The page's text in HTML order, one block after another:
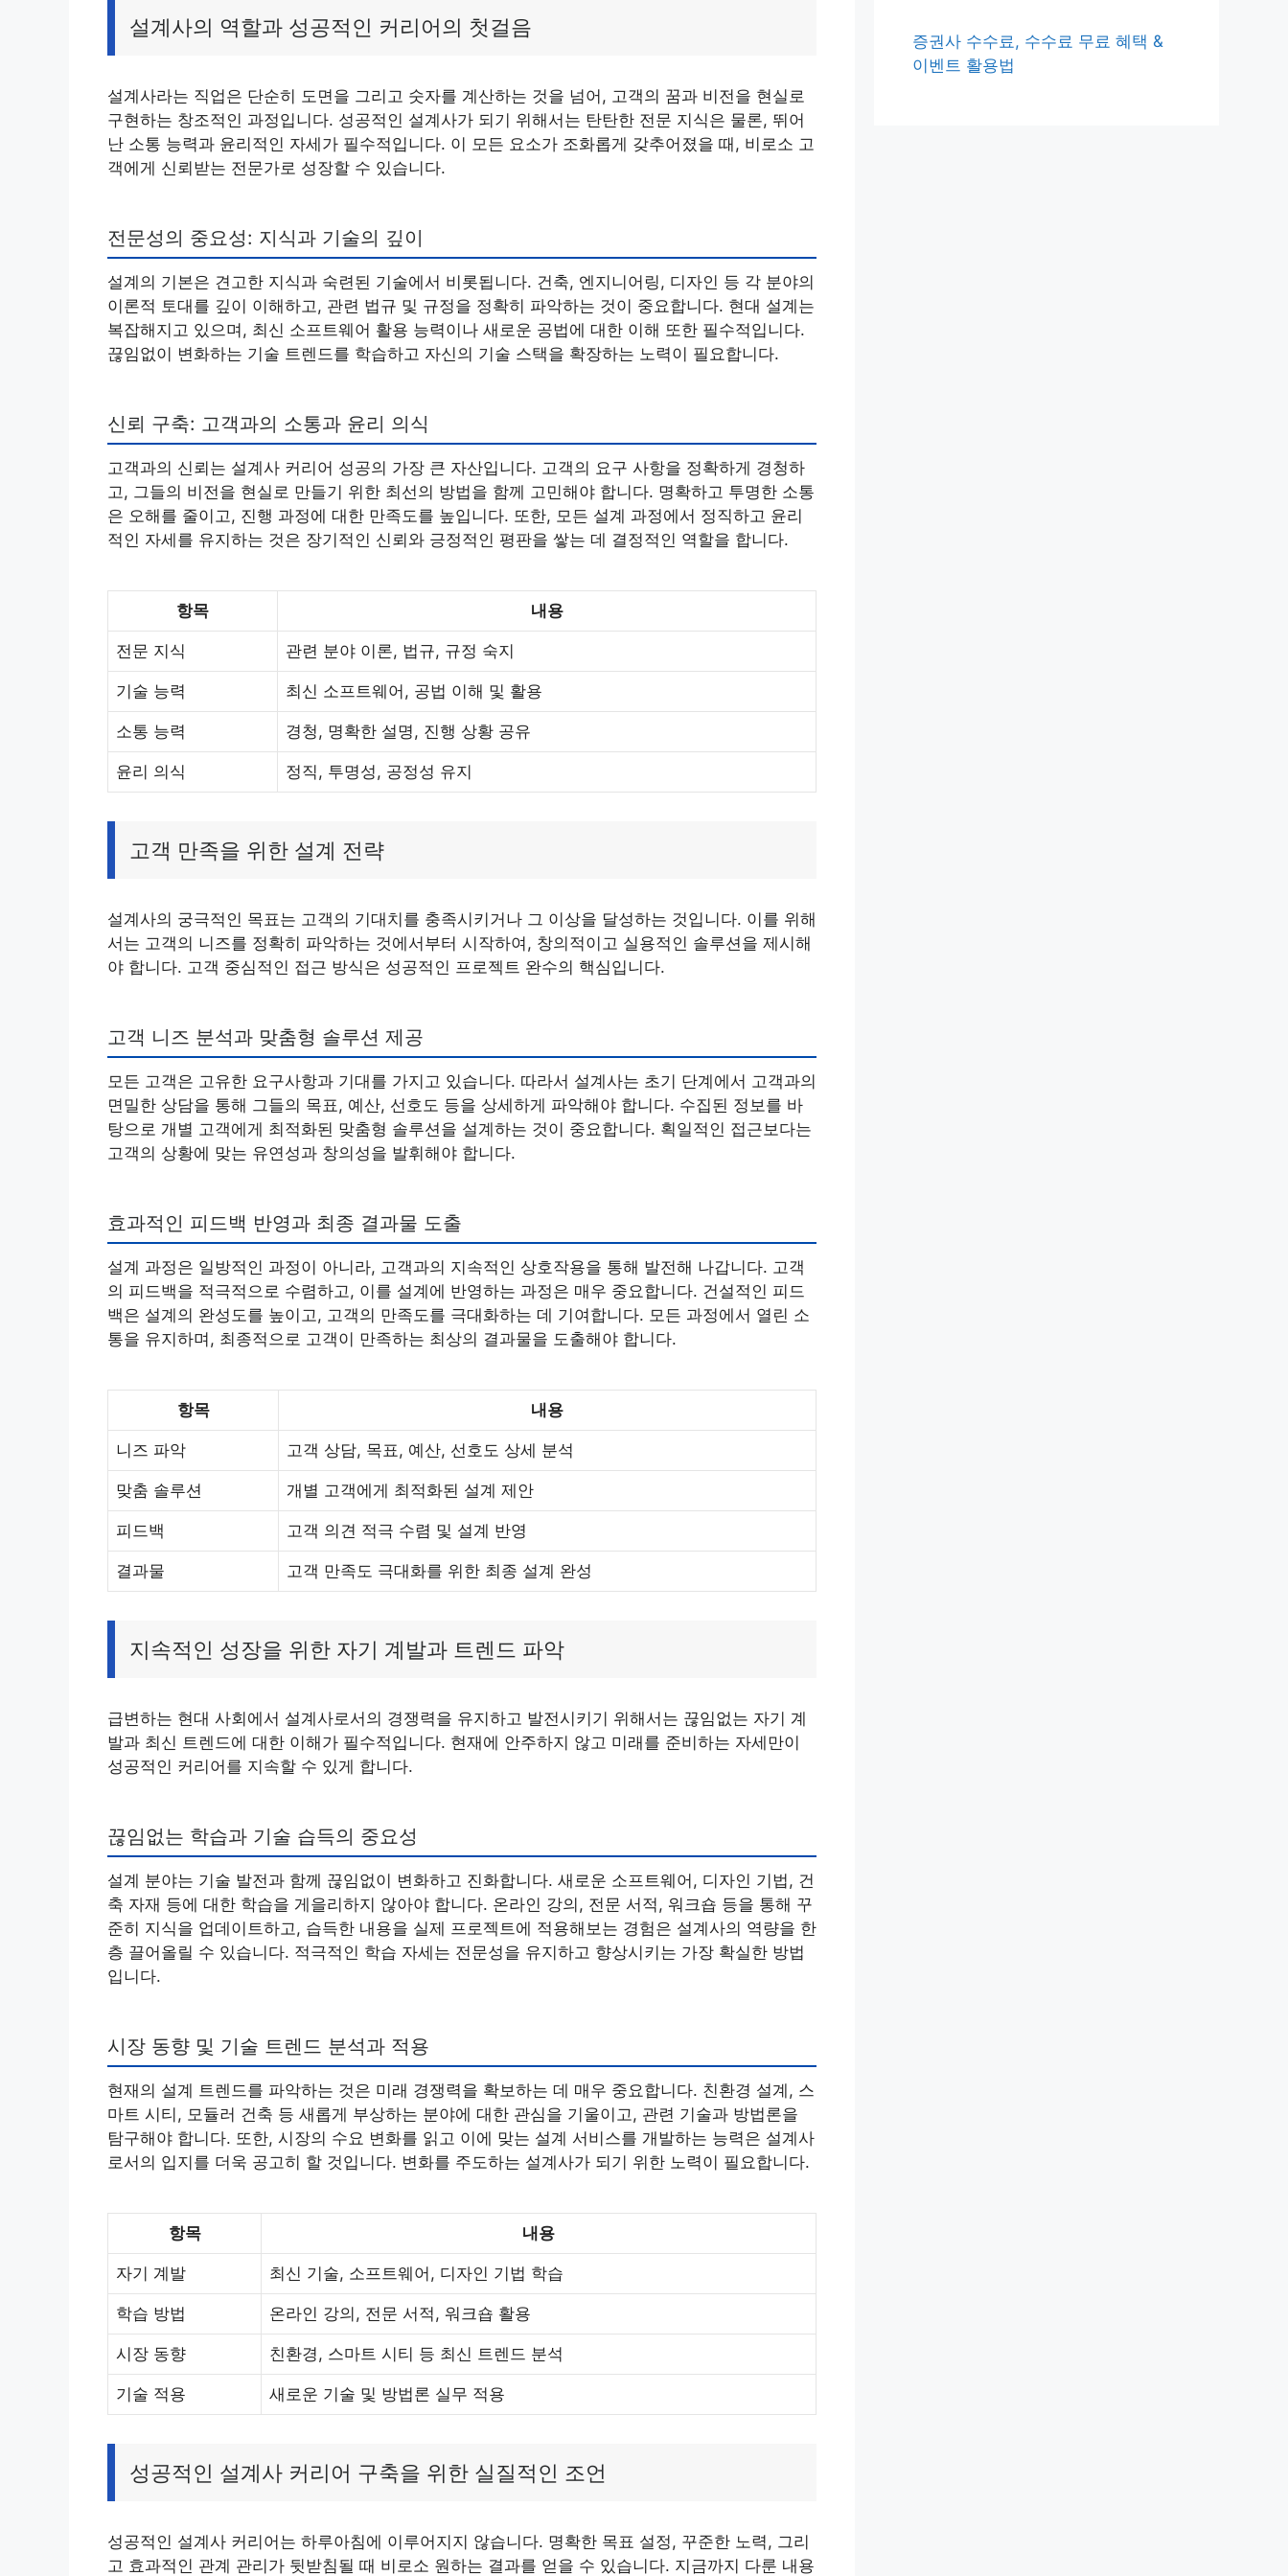
설계사의 역할과 성공적인 커리어의 첫걸음
설계사라는 직업은 단순히 도면을 그리고 숫자를 계산하는 것을 넘어, 고객의 꿈과 비전을 현실로
구현하는 창조적인 과정입니다. 성공적인 설계사가 되기 위해서는 탄탄한 전문 지식은 물론, 뛰어
난 소통 능력과 윤리적인 자세가 필수적입니다. 이 모든 요소가 조화롭게 갖추어졌을 때, 비로소 고
객에게 신뢰받는 전문가로 성장할 수 있습니다.
전문성의 중요성: 지식과 기술의 깊이
설계의 기본은 견고한 지식과 숙련된 기술에서 비롯됩니다. 건축, 엔지니어링, 디자인 등 각 분야의
이론적 토대를 깊이 이해하고, 관련 법규 및 규정을 정확히 파악하는 것이 중요합니다. 현대 설계는
복잡해지고 있으며, 최신 소프트웨어 활용 능력이나 새로운 공법에 대한 이해 또한 필수적입니다.
끊임없이 변화하는 기술 트렌드를 학습하고 자신의 기술 스택을 확장하는 노력이 필요합니다.
신뢰 구축: 고객과의 소통과 윤리 의식
고객과의 신뢰는 설계사 커리어 성공의 가장 큰 자산입니다. 고객의 요구 사항을 정확하게 경청하
고, 그들의 비전을 현실로 만들기 위한 최선의 방법을 함께 고민해야 합니다. 명확하고 투명한 소통
은 오해를 줄이고, 진행 과정에 대한 만족도를 높입니다. 또한, 모든 설계 과정에서 정직하고 윤리
적인 자세를 유지하는 것은 장기적인 신뢰와 긍정적인 평판을 쌓는 데 결정적인 역할을 합니다.
항목 내용
전문 지식 관련 분야 이론, 법규, 규정 숙지
기술 능력 최신 소프트웨어, 공법 이해 및 활용
소통 능력 경청, 명확한 설명, 진행 상황 공유
윤리 의식 정직, 투명성, 공정성 유지
고객 만족을 위한 설계 전략
설계사의 궁극적인 목표는 고객의 기대치를 충족시키거나 그 이상을 달성하는 것입니다. 이를 위해
서는 고객의 니즈를 정확히 파악하는 것에서부터 시작하여, 창의적이고 실용적인 솔루션을 제시해
야 합니다. 고객 중심적인 접근 방식은 성공적인 프로젝트 완수의 핵심입니다.
고객 니즈 분석과 맞춤형 솔루션 제공
모든 고객은 고유한 요구사항과 기대를 가지고 있습니다. 따라서 설계사는 초기 단계에서 고객과의
면밀한 상담을 통해 그들의 목표, 예산, 선호도 등을 상세하게 파악해야 합니다. 수집된 정보를 바
탕으로 개별 고객에게 최적화된 맞춤형 솔루션을 설계하는 것이 중요합니다. 획일적인 접근보다는
고객의 상황에 맞는 유연성과 창의성을 발휘해야 합니다.
효과적인 피드백 반영과 최종 결과물 도출
설계 과정은 일방적인 과정이 아니라, 고객과의 지속적인 상호작용을 통해 발전해 나갑니다. 고객
의 피드백을 적극적으로 수렴하고, 이를 설계에 반영하는 과정은 매우 중요합니다. 건설적인 피드
백은 설계의 완성도를 높이고, 고객의 만족도를 극대화하는 데 기여합니다. 모든 과정에서 열린 소
통을 유지하며, 최종적으로 고객이 만족하는 최상의 결과물을 도출해야 합니다.
항목 내용
니즈 파악 고객 상담, 목표, 예산, 선호도 상세 분석
맞춤 솔루션 개별 고객에게 최적화된 설계 제안
피드백 고객 의견 적극 수렴 및 설계 반영
결과물 고객 만족도 극대화를 위한 최종 설계 완성
지속적인 성장을 위한 자기 계발과 트렌드 파악
급변하는 현대 사회에서 설계사로서의 경쟁력을 유지하고 발전시키기 위해서는 끊임없는 자기 계
발과 최신 트렌드에 대한 이해가 필수적입니다. 현재에 안주하지 않고 미래를 준비하는 자세만이
성공적인 커리어를 지속할 수 있게 합니다.
끊임없는 학습과 기술 습득의 중요성
설계 분야는 기술 발전과 함께 끊임없이 변화하고 진화합니다. 새로운 소프트웨어, 디자인 기법, 건
축 자재 등에 대한 학습을 게을리하지 않아야 합니다. 온라인 강의, 전문 서적, 워크숍 등을 통해 꾸
준히 지식을 업데이트하고, 습득한 내용을 실제 프로젝트에 적용해보는 경험은 설계사의 역량을 한
층 끌어올릴 수 있습니다. 적극적인 학습 자세는 전문성을 유지하고 향상시키는 가장 확실한 방법
입니다.
시장 동향 및 기술 트렌드 분석과 적용
현재의 설계 트렌드를 파악하는 것은 미래 경쟁력을 확보하는 데 매우 중요합니다. 친환경 설계, 스
마트 시티, 모듈러 건축 등 새롭게 부상하는 분야에 대한 관심을 기울이고, 관련 기술과 방법론을
탐구해야 합니다. 또한, 시장의 수요 변화를 읽고 이에 맞는 설계 서비스를 개발하는 능력은 설계사
로서의 입지를 더욱 공고히 할 것입니다. 변화를 주도하는 설계사가 되기 위한 노력이 필요합니다.
항목 내용
자기 계발 최신 기술, 소프트웨어, 디자인 기법 학습
학습 방법 온라인 강의, 전문 서적, 워크숍 활용
시장 동향 친환경, 스마트 시티 등 최신 트렌드 분석
기술 적용 새로운 기술 및 방법론 실무 적용
성공적인 설계사 커리어 구축을 위한 실질적인 조언
성공적인 설계사 커리어는 하루아침에 이루어지지 않습니다. 명확한 목표 설정, 꾸준한 노력, 그리
고 효과적인 관계 관리가 뒷받침될 때 비로소 원하는 결과를 얻을 수 있습니다. 지금까지 다룬 내용
증권사 수수료, 수수료 무료 혜택 &
이벤트 활용법